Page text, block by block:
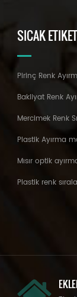
SICAK
Pirinç Renk
Bakliyat Renk
Mercimek Renk
Plastik Ayırma
Mısır optik
Plastik renk